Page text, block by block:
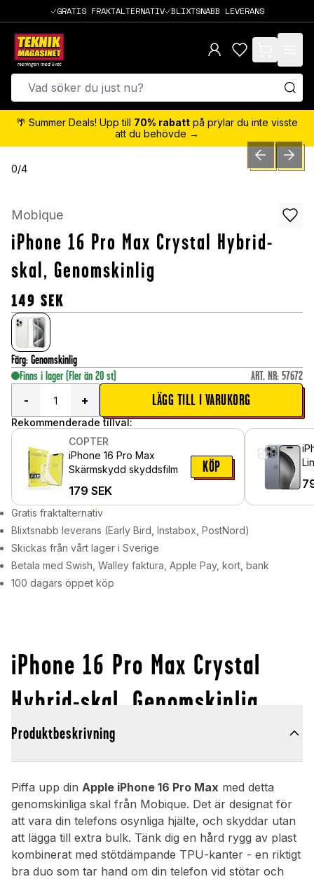
GRATIS FRAKTALTERNATIV BLIXTSNABB LEVERANS
items in cart,
🌴 Summer Deals! Upp till 70% rabatt på prylar du inte visste
att du behövde →
0/4 PREVIOUSNEXT
Mobique
iPhone 16 Pro Max Crystal Hybrid-
skal, Genomskinlig
149 SEK
Färg: Genomskinlig
Finns i lager (Fler än 20 st) ART. NR: 57672
-
+ LÄGG TILL I VARUKORG
Rekommenderade tillval:
COPTER
iPhone 16 Pro Max
Skärmskydd skyddsfilm
179 SEK
KÖP
Gratis fraktalternativ
Blixtsnabb leverans (Early Bird, Instabox, PostNord)
Skickas från vårt lager i Sverige
Betala med Swish, Walley faktura, Apple Pay, kort, bank
100 dagars öppet köp
iPhone 16 Pro Max Crystal
Hybrid-skal, Genomskinlig
Produktbeskrivning
Piffa upp din Apple iPhone 16 Pro Max med detta
genomskinliga skal från Mobique. Det är designat för
att vara din telefons osynliga hjälte, och skyddar utan
att lägga till extra bulk. Tänk dig en hård rygg av plast
kombinerat med stötdämpande TPU-kanter - en riktigt
bra duo som tar hand om din telefon vid stötar och